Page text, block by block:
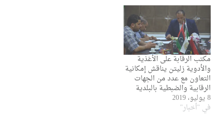
مكتب الرقابة على الأغذية
والأدوية زليتن يناقش إمكانية
التعاون مع عدد من الجهات
الرقابية والضبطية بالبلدية
8 يوليو، 2019
في "أخبار"